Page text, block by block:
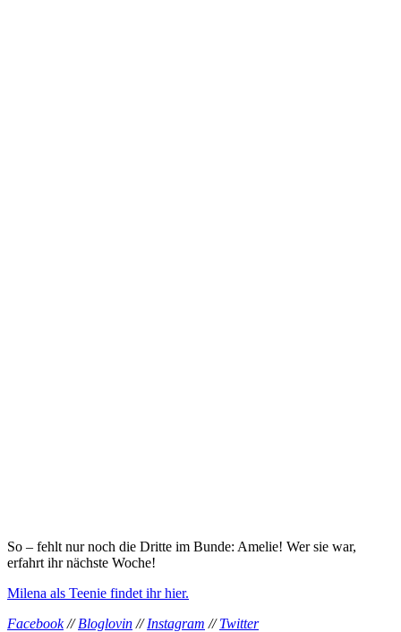
So – fehlt nur noch die Dritte im Bunde: Amelie! Wer sie war,
erfahrt ihr nächste Woche!
Milena als Teenie findet ihr hier.
Facebook//Bloglovin //Instagram //Twitter